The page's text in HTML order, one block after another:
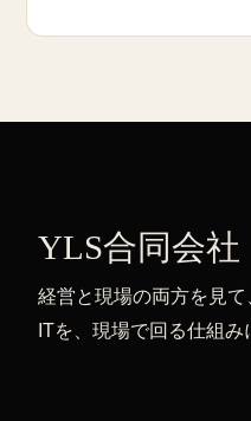
YLS合同会社
経営と現場の両方を見
ITを、現場で回る仕組み